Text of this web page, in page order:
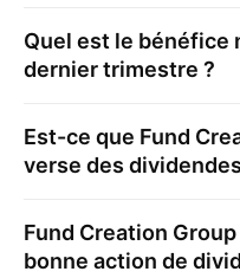
Quel est le bénéfice
dernier trimestre ?
Est-ce que Fund
verse des
Fund Creation Group
bonne action de